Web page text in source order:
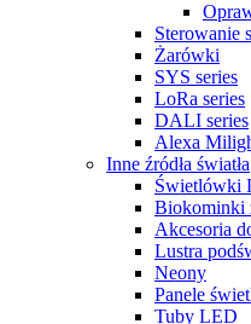
Sterowanie
Żarówki
SYS series
LoRa series
DALI series
Alexa
Inne źródła światła
Świetlówki
Biokominki
Akcesoria
Lustra
Neony
Panele
Tuby LED